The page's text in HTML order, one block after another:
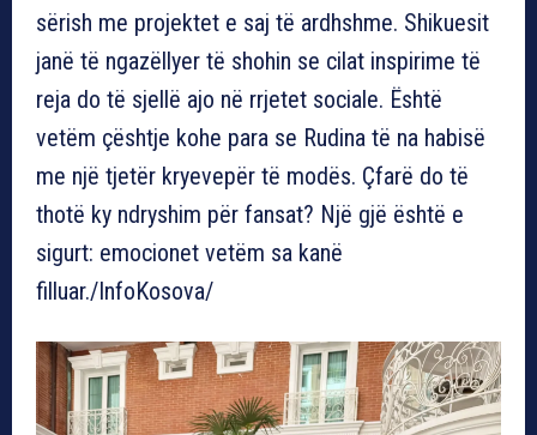
sërish me projektet e saj të ardhshme. Shikuesit
janë të ngazëllyer të shohin se cilat inspirime të
reja do të sjellë ajo në rrjetet sociale. Është
vetëm çështje kohe para se Rudina të na habisë
me një tjetër kryevepër të modës. Çfarë do të
thotë ky ndryshim për fansat? Një gjë është e
sigurt: emocionet vetëm sa kanë
filluar./InfoKosova/